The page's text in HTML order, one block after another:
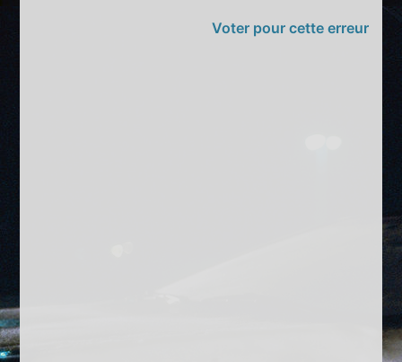
Voter pour cette erreur